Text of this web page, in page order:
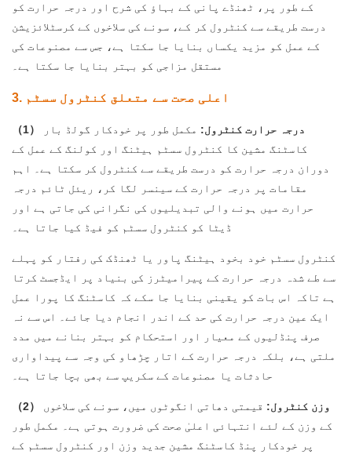
کے طور پر، ٹھنڈے پانی کے بہاؤ کی شرح اور درجہ حرارت کو
درست طریقے سے کنٹرول کر کے، سونے کی سلاخوں کے کرسٹلائزیشن
کے عمل کو مزید یکساں بنایا جا سکتا ہے، جس سے مصنوعات کی
مستقل مزاجی کو بہتر بنایا جا سکتا ہے۔
3. اعلی صحت سے متعلق کنٹرول سسٹم
（1） درجہ حرارت کنٹرول: مکمل طور پر خودکار گولڈ بار
کاسٹنگ مشین کا کنٹرول سسٹم ہیٹنگ اور کولنگ کے عمل کے
دوران درجہ حرارت کو درست طریقے سے کنٹرول کر سکتا ہے۔ اہم
مقامات پر درجہ حرارت کے سینسر لگا کر، ریئل ٹائم درجہ
حرارت میں ہونے والی تبدیلیوں کی نگرانی کی جاتی ہے اور
ڈیٹا کو کنٹرول سسٹم کو فیڈ کیا جاتا ہے۔
کنٹرول سسٹم خود بخود ہیٹنگ پاور یا ٹھنڈک کی رفتار کو پہلے
سے طے شدہ درجہ حرارت کے پیرامیٹرز کی بنیاد پر ایڈجسٹ کرتا
ہے تاکہ اس بات کو یقینی بنایا جا سکے کہ کاسٹنگ کا پورا عمل
ایک عین درجہ حرارت کی حد کے اندر انجام دیا جائے۔ اس سے نہ
صرف پنڈلیوں کے معیار اور استحکام کو بہتر بنانے میں مدد
ملتی ہے، بلکہ درجہ حرارت کے اتار چڑھاو کی وجہ سے پیداواری
حادثات یا مصنوعات کے سکریپ سے بھی بچا جاتا ہے۔
（2） وزن کنٹرول: قیمتی دھاتی انگوٹوں میں، سونے کی سلاخوں
کے وزن کے لئے انتہائی اعلیٰ صحت کی ضرورت ہوتی ہے۔ مکمل طور
پر خودکار پنڈ کاسٹنگ مشین جدید وزن اور کنٹرول سسٹم کے